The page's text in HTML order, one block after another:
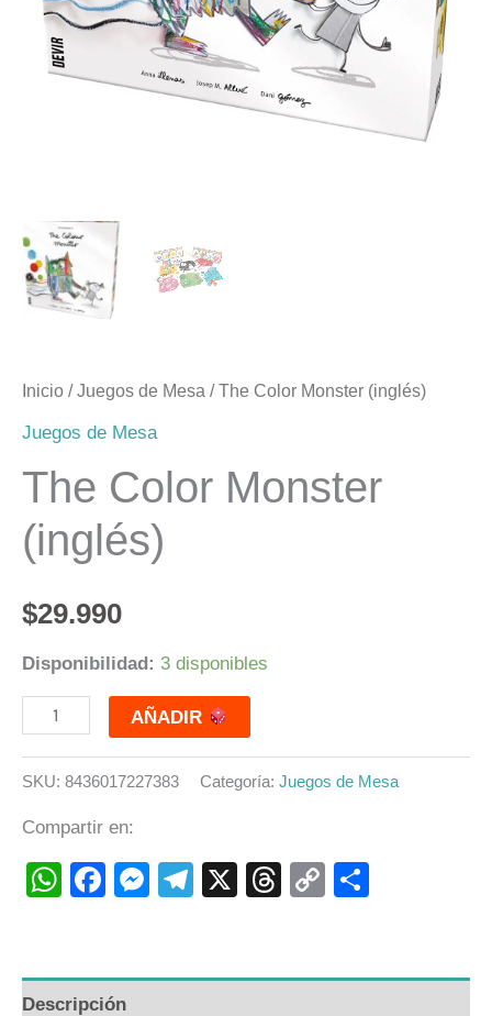
Inicio /Juegos de Mesa / The Color Monster (inglés)
Juegos de Mesa
The Color Monster
(inglés)
$29.990
Disponibilidad: 3 disponibles
AÑADIR
SKU: 8436017227383 Categoría: Juegos de Mesa
Compartir en:
WhatsApp
Facebook
Messenger
Telegram
X Threads
Copy
Descripción